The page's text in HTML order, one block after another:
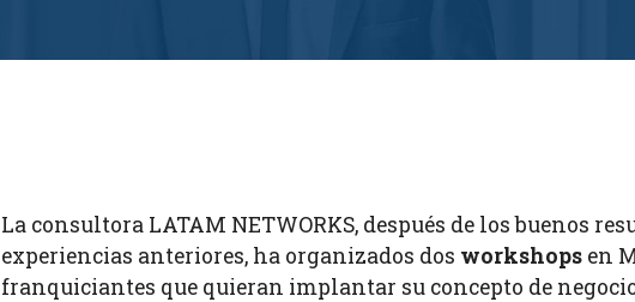
La consultora LATAM NETWORKS, después de los buenos
experiencias anteriores, ha organizados dos workshops en
franquiciantes que quieran implantar su concepto de